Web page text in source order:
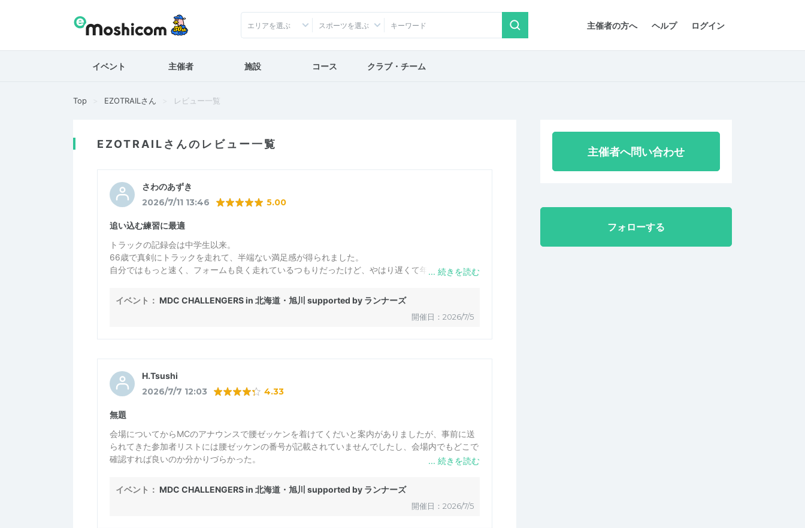
主催者の方へ ヘルプ ログイン
エリアを選ぶ スポーツを選ぶ
イベント 主催者 施設 コース クラブ・チーム
Top EZOTRAILさん レビュー一覧
EZOTRAILさんのレビュー一覧
さわのあずき
2026/7/11 13:46 5.00
追い込む練習に最適
トラックの記録会は中学生以来。
66歳で真剣にトラックを走れて、半端ない満足感が得られました。
自分ではもっと速く、フォームも良く走れているつもりだったけど、やはり遅くて年相応のフォー
でも満足出来た。
身体に湧き上がるような充実感いっぱいで一日中幸福感に満たされていた。
イベント： MDC CHALLENGERS in 北海道・旭川 supported by ランナーズ
開催日：2026/7/5
H.Tsushi
2026/7/7 12:03 4.33
無題
会場についてからMCのアナウンスで腰ゼッケンを着けてくだいと案内がありましたが、事前に送
られてきた参加者リストには腰ゼッケンの番号が記載されていませんでしたし、会場内でもどこで
確認すれば良いのか分かりづらかった。
イベント： MDC CHALLENGERS in 北海道・旭川 supported by ランナーズ
開催日：2026/7/5
主催者へ問い合わせ
フォローする